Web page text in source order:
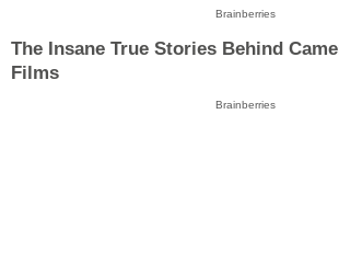
Brainberries
The Insane True Stories Behind
Films
Brainberries